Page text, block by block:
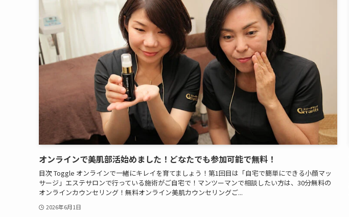
オンラインで美肌部活始めました！どなたでも参加可能で無料！
目次 Toggle オンラインで一緒にキレイを育てましょう！第1回目は「自宅で簡単にできる小顔マッ
サージ」エステサロンで行っている施術がご自宅で！マンツーマンで相談したい方は、30分無料の
オンラインカウンセリング！無料オンライン美肌カウンセリングご...
2026年6月1日